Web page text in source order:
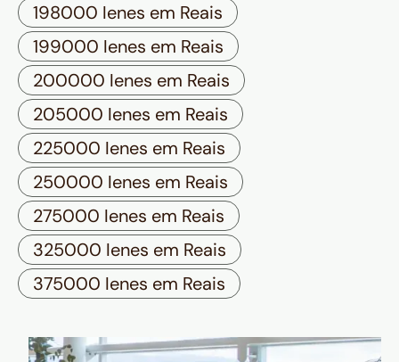
198000 Ienes em Reais
199000 Ienes em Reais
200000 Ienes em Reais
205000 Ienes em Reais
225000 Ienes em Reais
250000 Ienes em Reais
275000 Ienes em Reais
325000 Ienes em Reais
375000 Ienes em Reais